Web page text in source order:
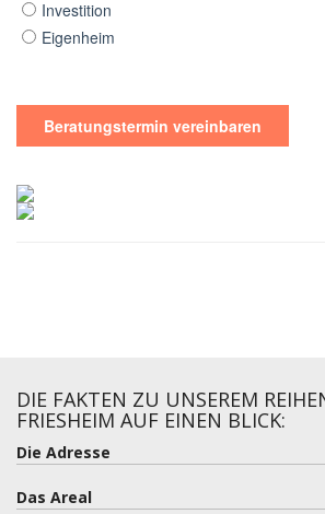
DIE FAKTEN ZU UNSEREM
FRIESHEIM AUF EINEN BLICK:
Die Adresse
Das Areal